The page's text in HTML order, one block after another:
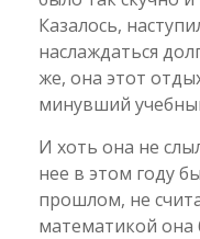
Казалось,
наслаждаться
же, она этот
минувший
И хоть она не
нее в этом году
прошлом, не
математикой она